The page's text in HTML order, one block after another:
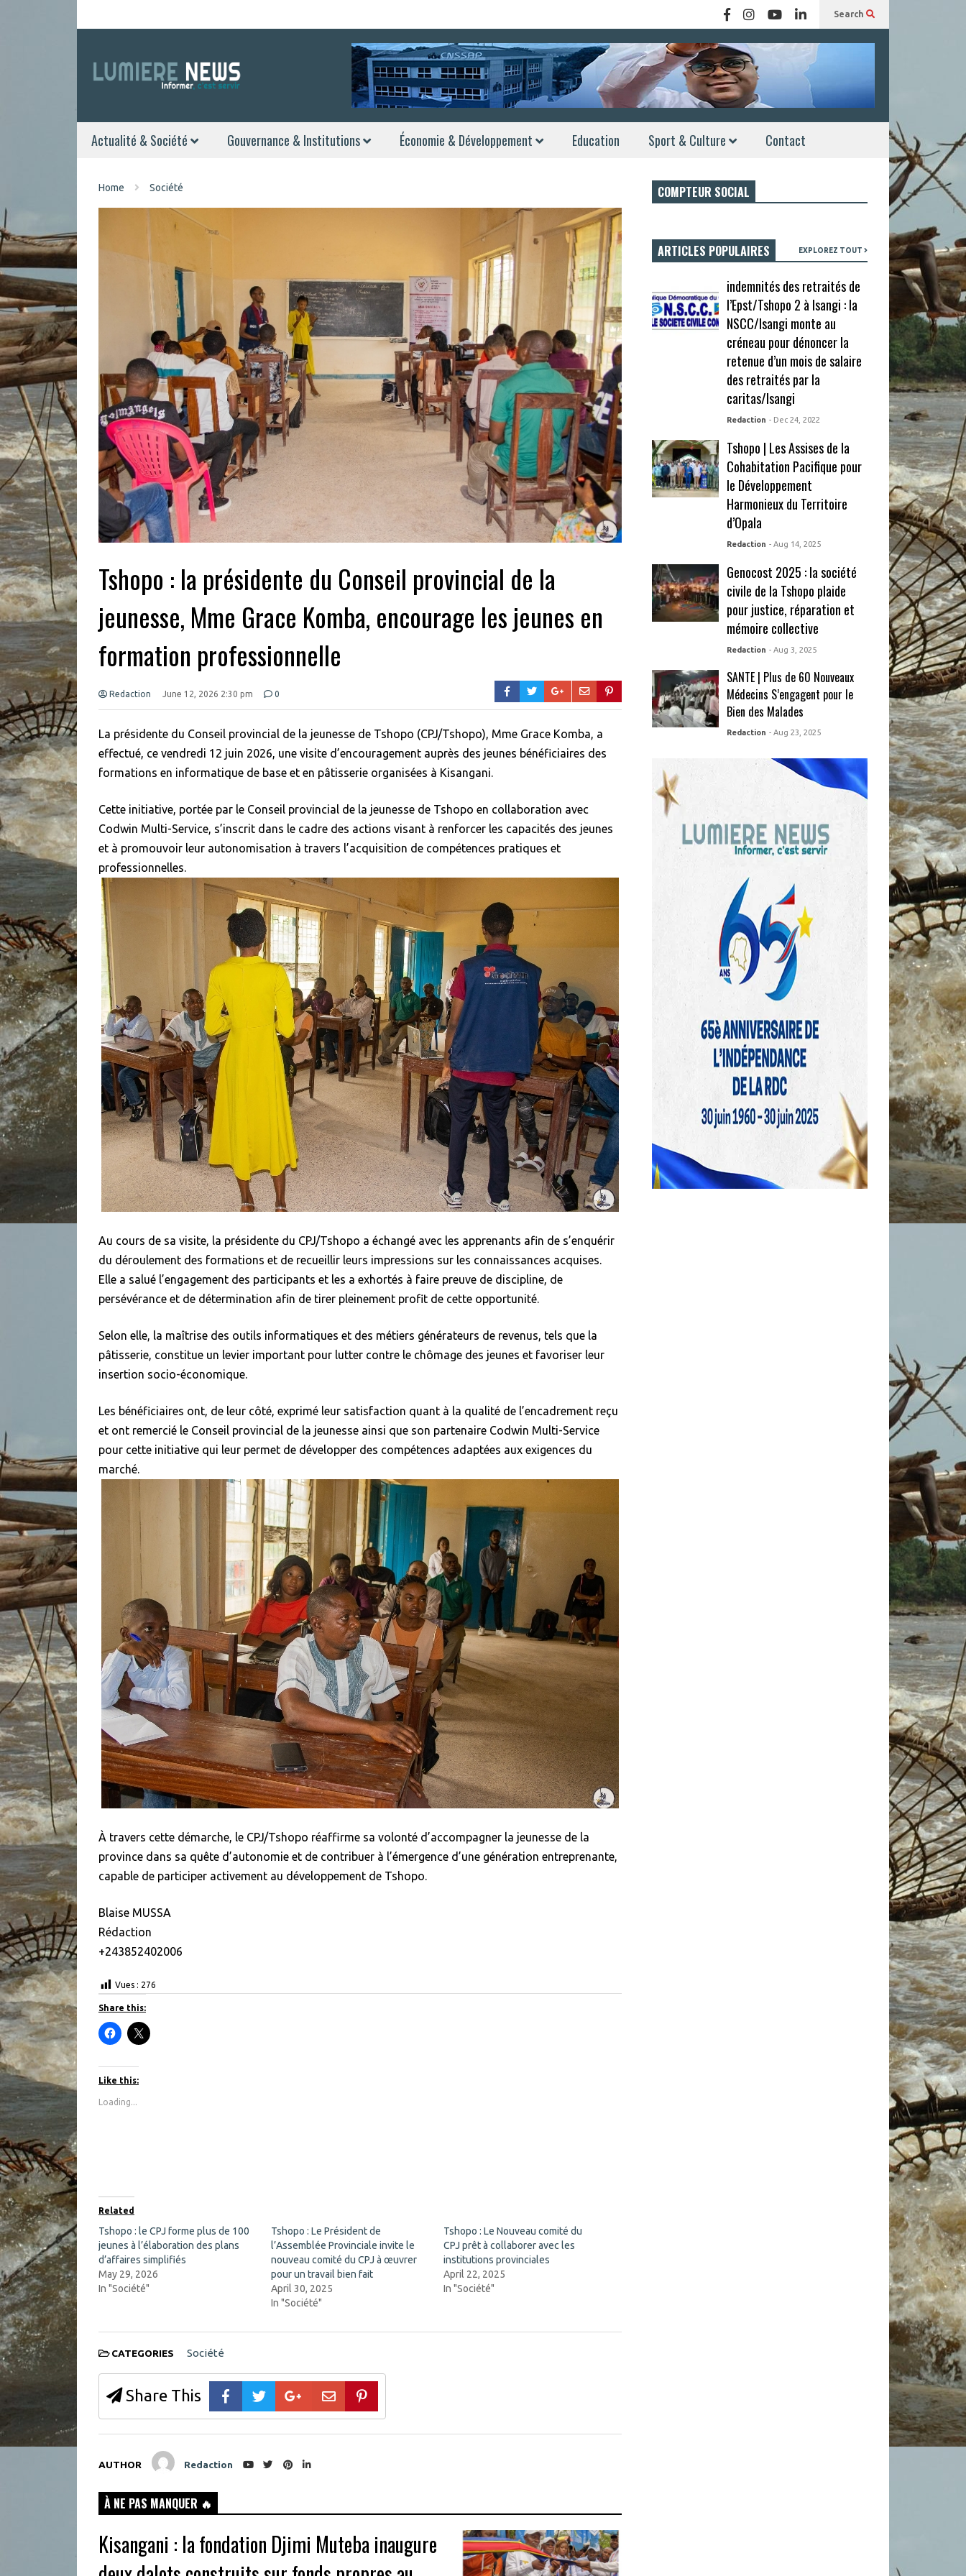
Search
Actualité & Société Gouvernance & Institutions Économie & Développement Education Sport & Culture Contact
Home Société
Tshopo : la présidente du Conseil provincial de la
jeunesse, Mme Grace Komba, encourage les jeunes en
formation professionnelle
Redaction June 12, 2026 2:30 pm 0
La présidente du Conseil provincial de la jeunesse de Tshopo (CPJ/Tshopo), Mme Grace Komba, a
effectué, ce vendredi 12 juin 2026, une visite d’encouragement auprès des jeunes bénéficiaires des
formations en informatique de base et en pâtisserie organisées à Kisangani.
Cette initiative, portée par le Conseil provincial de la jeunesse de Tshopo en collaboration avec
Codwin Multi-Service, s’inscrit dans le cadre des actions visant à renforcer les capacités des jeunes
et à promouvoir leur autonomisation à travers l’acquisition de compétences pratiques et
professionnelles.
Au cours de sa visite, la présidente du CPJ/Tshopo a échangé avec les apprenants afin de s’enquérir
du déroulement des formations et de recueillir leurs impressions sur les connaissances acquises.
Elle a salué l’engagement des participants et les a exhortés à faire preuve de discipline, de
persévérance et de détermination afin de tirer pleinement profit de cette opportunité.
Selon elle, la maîtrise des outils informatiques et des métiers générateurs de revenus, tels que la
pâtisserie, constitue un levier important pour lutter contre le chômage des jeunes et favoriser leur
insertion socio-économique.
Les bénéficiaires ont, de leur côté, exprimé leur satisfaction quant à la qualité de l’encadrement reçu
et ont remercié le Conseil provincial de la jeunesse ainsi que son partenaire Codwin Multi-Service
pour cette initiative qui leur permet de développer des compétences adaptées aux exigences du
marché.
À travers cette démarche, le CPJ/Tshopo réaffirme sa volonté d’accompagner la jeunesse de la
province dans sa quête d’autonomie et de contribuer à l’émergence d’une génération entreprenante,
capable de participer activement au développement de Tshopo.
Blaise MUSSA
Rédaction
+243852402006
Vues : 276
Share this:
C
l
k
o
s
h
b
o
o
k
(
O
p
e
n
s
i
w
i
n
o
w
)
C
l
i
n
n
e
w
w
i
)
Like this:
Loading...
Related
Tshopo : le CPJ forme plus de 100
jeunes à l’élaboration des plans
d’affaires simplifiés
May 29, 2026
In "Société"
Tshopo : Le Président de
l’Assemblée Provinciale invite le
nouveau comité du CPJ à œuvrer
pour un travail bien fait
April 30, 2025
In "Société"
Tshopo : Le Nouveau comité du
CPJ prêt à collaborer avec les
institutions provinciales
April 22, 2025
In "Société"
CATEGORIES Société
Share This
AUTHOR Redaction
À NE PAS MANQUER 🔥
Kisangani : la fondation Djimi Muteba inaugure
COMPTEUR SOCIAL
ARTICLES POPULAIRES EXPLOREZ TOUT
indemnités des retraités de
l’Epst/Tshopo 2 à Isangi : la
NSCC/Isangi monte au
créneau pour dénoncer la
retenue d’un mois de salaire
des retraités par la
caritas/Isangi
Redaction - Dec 24, 2022
Tshopo | Les Assises de la
Cohabitation Pacifique pour
le Développement
Harmonieux du Territoire
d’Opala
Redaction - Aug 14, 2025
Genocost 2025 : la société
civile de la Tshopo plaide
pour justice, réparation et
mémoire collective
Redaction - Aug 3, 2025
SANTE | Plus de 60 Nouveaux
Médecins S’engagent pour le
Bien des Malades
Redaction - Aug 23, 2025